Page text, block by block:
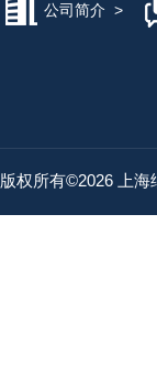
公司简介 >
版权所有©2026 上